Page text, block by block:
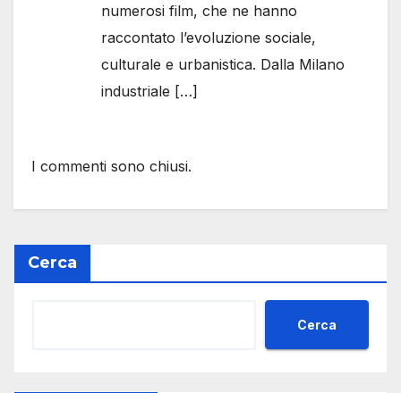
numerosi film, che ne hanno
raccontato l’evoluzione sociale,
culturale e urbanistica. Dalla Milano
industriale […]
I commenti sono chiusi.
Cerca
Cerca